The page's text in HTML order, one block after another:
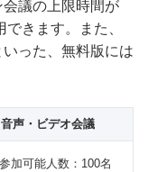
議の上限時間が
きます。また、
った、無料版には
音声・ビデオ会議
参加可能人数：100名